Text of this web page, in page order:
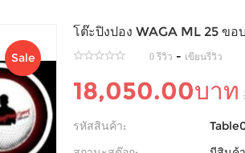
Sale
โต๊ะปิงปอง WAGA ML 25 ข
0 รีวิว - เขียนรีวิว
18,050.00บาท
รหัสสินค้า: